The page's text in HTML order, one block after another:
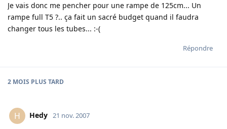
Je vais donc me pencher pour une rampe de 125cm... Un
rampe full T5 ?.. ça fait un sacré budget quand il faudra
changer tous les tubes... :-(
Répondre
2 MOIS PLUS TARD
H Hedy 21 nov. 2007